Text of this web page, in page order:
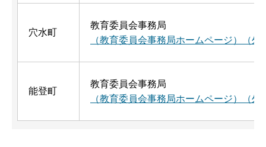
穴水町
教育委員会事務局
（教育委員会事務局ホームページ）（外
能登町
教育委員会事務局
（教育委員会事務局ホームページ）（外